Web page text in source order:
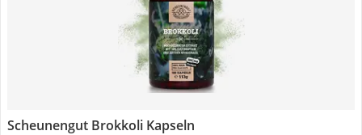
Scheunengut Brokkoli Kapseln